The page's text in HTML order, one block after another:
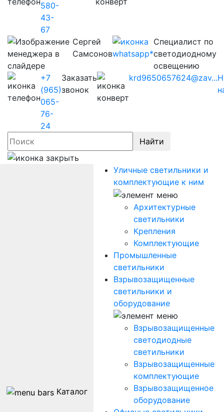
580-
43-
67
Сергей
Самсонов
Cпециалист по
светодиодному
освещению
+7
(965)
065-
76-
24
Заказать
звонок
krd9650657624@zav...
Найти
Каталог
Уличные светильники и
комплектующие к ним
Архитектурные
светильники
Крепления
Комплектующие
Промышленные
светильники
Взрывозащищенные
светильники и
оборудование
Взрывозащищенные
светодиодные
светильники
Взрывозащищенные
комплектующие
Взрывозащищенное
оборудование